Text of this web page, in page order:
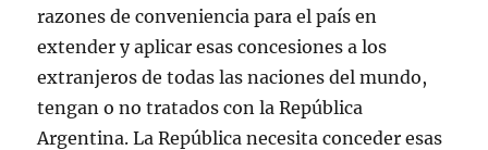
razones de conveniencia para el país en
extender y aplicar esas concesiones a los
extranjeros de todas las naciones del mundo,
tengan o no tratados con la República
Argentina. La República necesita conceder esas